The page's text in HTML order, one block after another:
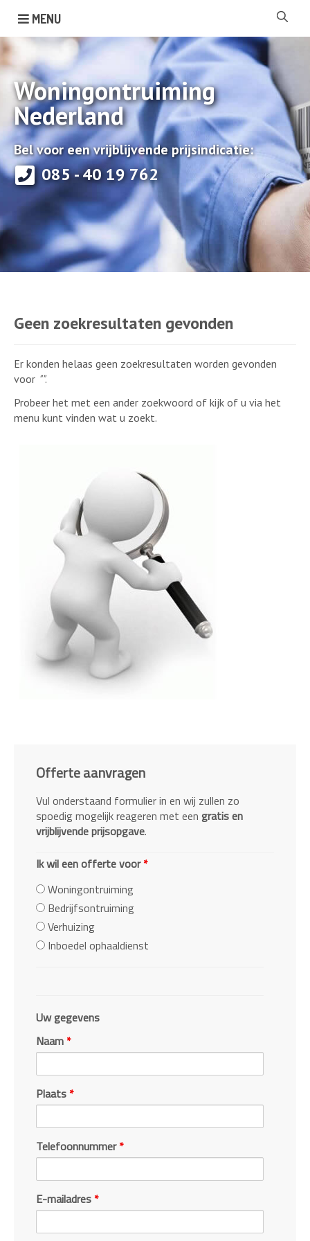
MENU
Woningontruiming
Nederland
Bel voor een vrijblijvende prijsindicatie:
085 - 40 19 762
Geen zoekresultaten gevonden
Er konden helaas geen zoekresultaten worden gevonden
voor "".
Probeer het met een ander zoekwoord of kijk of u via het
menu kunt vinden wat u zoekt.
Offerte aanvragen
Vul onderstaand formulier in en wij zullen zo
spoedig mogelijk reageren met een gratis en
vrijblijvende prijsopgave.
Ik wil een offerte voor*
Woningontruiming
Bedrijfsontruiming
Verhuizing
Inboedel ophaaldienst
Uw gegevens
Naam *
Plaats *
Telefoonnummer*
E-mailadres *